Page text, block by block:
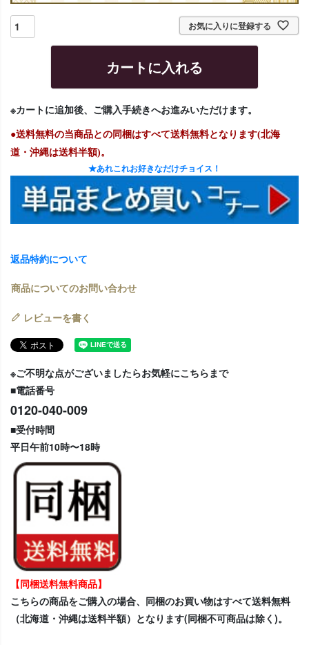
お気に入りに登録する
カートに入れる
※カートに追加後、ご購入手続きへお進みいただけます。
●送料無料の当商品との同梱はすべて送料無料となります(北海
道・沖縄は送料半額)。
★あれこれお好きなだけチョイス！
返品特約について
商品についてのお問い合わせ
レビューを書く
※ご不明な点がございましたらお気軽にこちらまで
■電話番号
0120-040-009
■受付時間
平日午前10時〜18時
【同梱送料無料商品】
こちらの商品をご購入の場合、同梱のお買い物はすべて送料無料
（北海道・沖縄は送料半額）となります(同梱不可商品は除く)。